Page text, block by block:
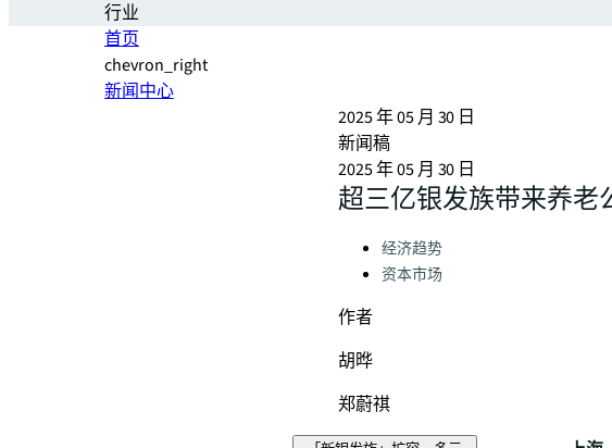
行业
首页
chevron_right
新闻中心
2025 年 05 月 30 日
新闻稿
2025 年 05 月 30 日
超三亿银发族带来养老
Categories:
经济趋势
资本市场
作者
胡晔
郑蔚祺